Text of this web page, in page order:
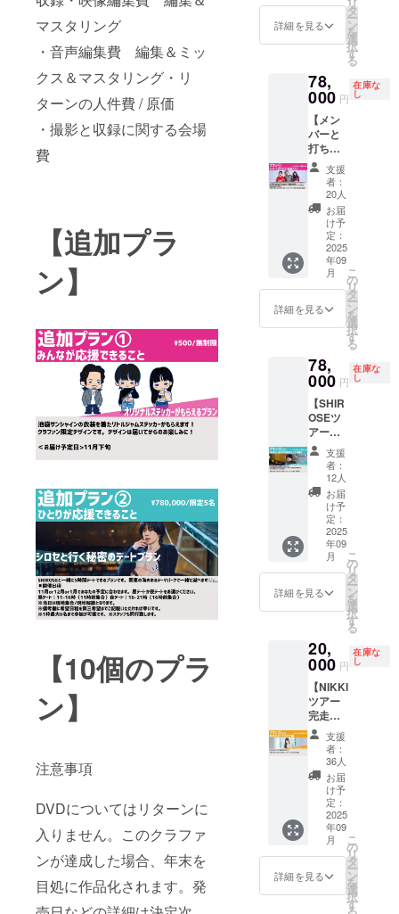
マスタリング
・音声編集費 編集＆ミッ
クス＆マスタリング・リ
ターンの人件費 / 原価
・撮影と収録に関する会場
費
【追加プラ
ン】
【10個のプラ
ン】
注意事項
DVDについてはリターンに
入りません。このクラファ
ンが達成した場合、年末を
目処に作品化されます。発
考えたこと
もなかっ
た。かなり
と評価し
SHIROSE(Vo
)の音域は４
オクターブ
を超える。
E2からF#6
までの音域
を持ってい
る。
は日本を代
カリストの
広瀬香美か
ら「衝撃的
なボーカリ
ストを見つ
けた」と
SNSで賛辞
を受けボー
カリスト界
隈でも認知
のきっかけ
となった。
男性では珍
しいホイッ
も楽曲やラ
イブで披露
され、透明
感のある歌
声が特徴的
だ。
WHITE JAM
はクリエイ
ターとして
の一面も持
曲、ライブ
ます。
なお、
合でも
ご予約
のキャ
ンセ
ル、返
金はで
きかね
ますの
で、ご
了承の
うえご
支援い
ただけ
ますと
幸いで
す。 ④
当日の
詳細
は、
oguchi
@gmail
.comか
ら、
CAMPF
IREに登
録され
ている
メール
アドレ
ス宛に
お送り
致しま
す。
ている
メール
お送り
致しま
す。
wj.mad
oguchi
@gmail
CAMPF
IREに登
録され
ている
メール
アドレ
ス宛に
お送り
致しま
す。
ン3人ま
で) <日
月26日
(日)
11:00～
19:00
場所：
大阪 天
王寺駅
周辺
<備考>
①ドラ
イブ中
スタッ
フは不
在とな
りま
す。 ②
ご希望
事は可
能です
が、ス
ケ
ジュー
ルの都
合によ
りご希
望に添
えない
場合が
ござい
ます。
なお、
その場
ご予約
のキャ
金はで
きかね
ますの
で、ご
了承の
うえご
支援い
ただけ
ますと
幸いで
す。 ③
当日の
詳細
は、
wj.mad
@gmail
.comか
う」な
ど それ
ぞれ違
うドラ
コース
を周り
ます。
ドライ
ブ後に2
ショッ
トの記
念撮影
も！ 1
応募
で、複
数人で
の参加
もOK！
(ワリカ
ン3人ま
で) <日
月9日
(日)
11:00～
19:00
場所：
愛知 名
古屋駅
周辺 <
備考>
①ドラ
イブ中
スタッ
フは不
在とな
りま
す。 ②
ご希望
事は可
能です
が、ス
ケ
ジュー
ルの都
合によ
りご希
望に添
えない
場合が
ござい
ます。
なお、
その場
ご予約
のキャ
だけの
為に
LIVEを
しま
客はあ
なた1
人。
歌って
ほしい
曲
(SHIRO
SEソロ
曲)3曲
リクエ
ストし
てね。
泣き
歌、え
ろ曲、
なんで
もOK。
独占30
分
LIVE！
その後2
人だけ
の空間
でお茶
タイム
も30分
ご用意
してお
りま
す。
SHIRO
SEとの
2ショッ
ト撮影
数人で
の参加
もOK！
(ワリカ
ン4人ま
で) <日
程・場
所> 日
程：12
月6日
(土)
11:00～
20:00
場所：
都内某
SHIRO
SEの部
詳細を見る
タ
ー
ン
を
選
択
す
る
78,
000 円
在庫な
し
【メン
バーと
打ち上
げご飯
会プラ
ン】
9月20日
(土)のラ
イブの
翌日。9
月21日
(日)にメ
ンバー3
人の打
ち上げ
が開催
す！ 少
人数限
定でそ
の打ち
上げに
参加で
きま
す。居
酒屋で
開催予
定。 更
に、
LIVE当
日に着
用した
リハ衣
装やス
たるビ
ンゴ大
会も開
催！ 参
加者全
員必ず1
点つき
ます。
集合写
真撮影
あり。
<日程・
場所>
日程：9
月21日
(日)
16:30～
支援
者：
20人
お届
け予
定：
2025
年09
月
詳細を見る
こ
の
リ
タ
ー
ン
を
選
択
す
る
78,
000 円
在庫な
し
【SHIR
OSEツ
アー完
走おめ
でとう
プラン
SHIRO
SE手料
理会(シ
ロセ
鍋)】
SHIRO
SEお手
製のシ
ロセ鍋
が食べ
プラン
です。
エプロ
ンを着
用した
SHIRO
SEが
シェフ
になっ
て、皆
さんに
お手製
料理を
振る舞
いま
す。 エ
プロン
支援
者：
12人
お届
け予
定：
2025
年09
月
詳細を見る
こ
の
リ
タ
ー
ン
を
選
択
す
る
20,
000 円
在庫な
し
【NIKKI
ツアー
完走お
めでと
うプラ
NIKKIと
プリク
会】
NIKKIと
2人きり
でプリ
クラを
撮影で
きるプ
支援
者：
36人
お届
け予
定：
2025
年09
月
詳細を見る
こ
の
リ
タ
ー
ン
を
選
択
す